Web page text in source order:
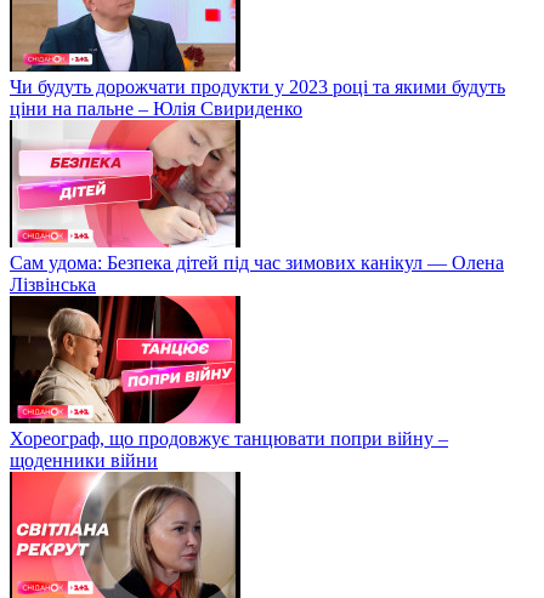
Чи будуть дорожчати продукти у 2023 році та якими будуть
ціни на пальне – Юлія Свириденко
Сам удома: Безпека дітей під час зимових канікул — Олена
Лізвінська
Хореограф, що продовжує танцювати попри війну –
щоденники війни